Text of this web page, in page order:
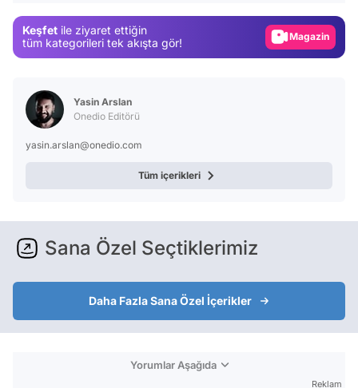
Keşfet ile ziyaret ettiğin
tüm kategorileri tek akışta gör!
Magazin
Yasin Arslan
Onedio Editörü
yasin.arslan@onedio.com
Tüm içerikleri
Sana Özel Seçtiklerimiz
Daha Fazla Sana Özel İçerikler
Yorumlar Aşağıda
Reklam